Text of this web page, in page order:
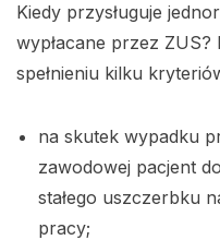
Kiedy przysługuje
wypłacane przez
spełnieniu kilku
na skutek wypadku
zawodowej pacjent
stałego uszczerbku
pracy;